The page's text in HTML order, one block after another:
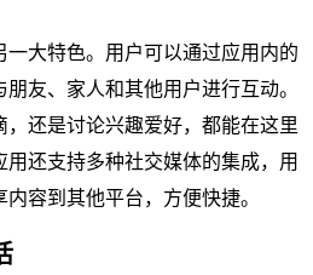
大特色。用户可以通过应用内的
友、家人和其他用户进行互动。
还是讨论兴趣爱好，都能在这里
还支持多种社交媒体的集成，用
容到其他平台，方便快捷。